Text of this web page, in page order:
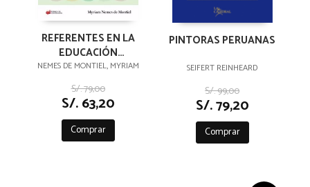
REFERENTES EN LA
EDUCACIÓN
ARTÍSTICA
NEMES DE MONTIEL, MYRIAM
S/. 79,00
S/. 63,20
Comprar
PINTORAS PERUANAS
SEIFERT REINHEARD
S/. 99,00
S/. 79,20
Comprar